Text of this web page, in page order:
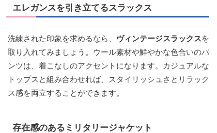
エレガンスを引き立てるスラックス
洗練された印象を求めるなら、 ヴィンテージスラックスを
取り入れてみましょう。ウール素材や鮮やかな色合いのパ
ンツは、着こなしのアクセントになります。カジュアルな
トップスと組み合わせれば、スタイリッシュさとリラック
ス感を両立することができます。
存在感のあるミリタリージャケット